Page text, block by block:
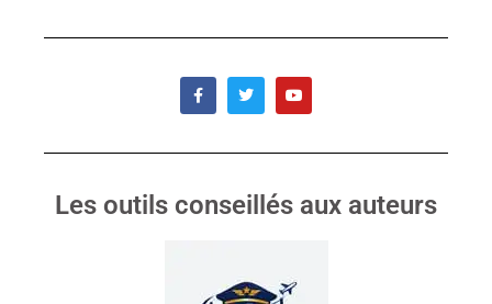
Les outils conseillés aux auteurs